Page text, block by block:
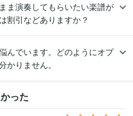
ま演奏してもらいたい楽譜が
割引などありますか？
んでいます。どのようにオプ
かりません。
った